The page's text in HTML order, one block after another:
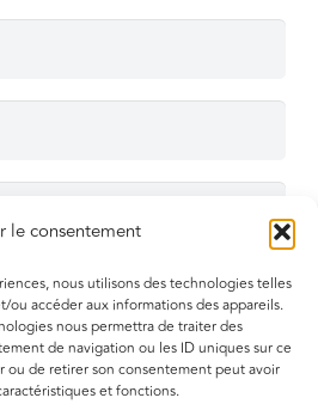
le consentement
nous utilisons des technologies telles
ou accéder aux informations des appareils.
nous permettra de traiter des
de navigation ou les ID uniques sur ce
ou de retirer son consentement peut avoir
et fonctions.